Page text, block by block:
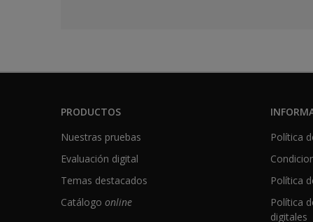
PRODUCTOS
Nuestras pruebas
Evaluación digital
Temas destacados
Catálogo online
Política
Política
Política
digitales